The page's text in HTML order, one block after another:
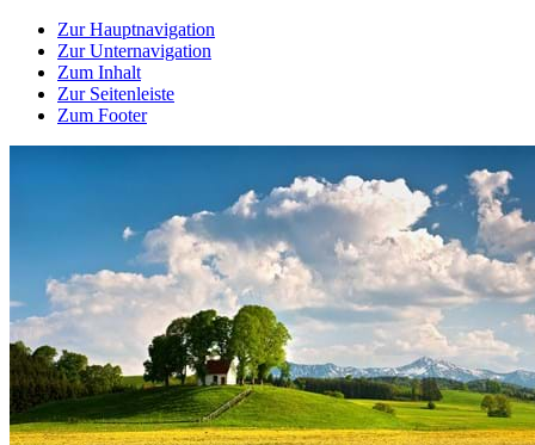
Zur Hauptnavigation
Zur Unternavigation
Zum Inhalt
Zur Seitenleiste
Zum Footer